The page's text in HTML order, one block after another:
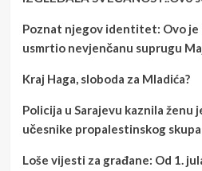
Poznat njegov identitet: Ovo je
usmrtio nevjenčanu suprugu
Kraj Haga, sloboda za Mladića?
Policija u Sarajevu kaznila ženu
učesnike propalestinskog skupa
Loše vijesti za građane: Od 1.